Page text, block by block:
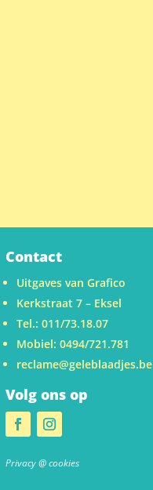
Contact
Uitgaves van Grafico
Kerkstraat 7 – Eksel
Tel.: 011/73.18.07
Mobiel: 0494/721.781
reclame@geleblaadjes.be
Volg ons op
Privacy @ cookies